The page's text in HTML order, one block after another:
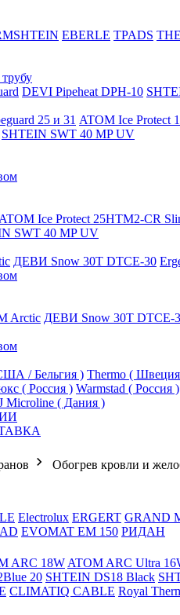
EBERLE TPADS
DEVI Pipeheat DPH-10
25 и 31 ATOM Ice Protect
SHTEIN SWT 40 MP UV
ATOM Ice Protect 25HTM2-CR
SWT 40 MP UV
ДЕВИ Snow 30T DTCE-30
Arctic ДЕВИ Snow 30T DTCE-
/ Бельгия ) Thermo (
( Россия ) Warmstad ( Россия )
Microline ( Дания )
Обогрев кровли и
Electrolux ERGERT GRAND
EVOMAT EM 150 РИДАН
ARC 18W ATOM ARC Ultra
20 SHTEIN DS18 Black
CLIMATIQ CABLE Royal